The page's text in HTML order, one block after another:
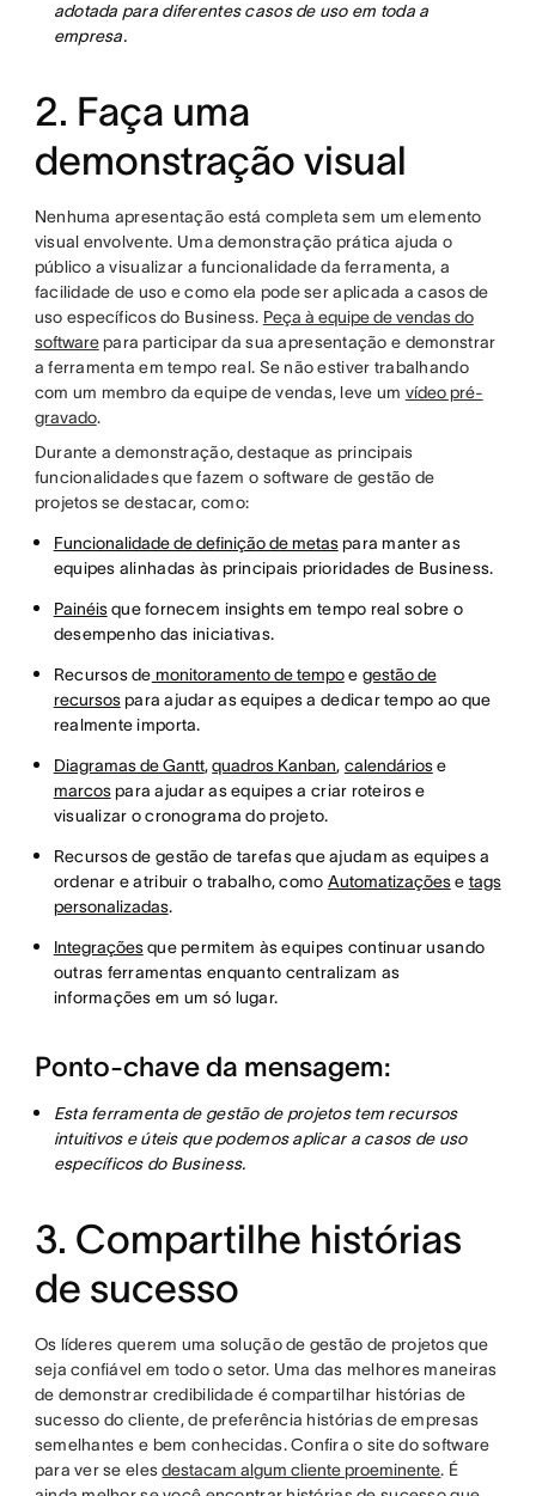
adotada para diferentes casos de uso em toda a
empresa.
2. Faça uma
demonstração visual
Nenhuma apresentação está completa sem um elemento
visual envolvente. Uma demonstração prática ajuda o
público a visualizar a funcionalidade da ferramenta, a
facilidade de uso e como ela pode ser aplicada a casos de
uso específicos do Business. Peça à equipe de vendas do
softwarepara participar da sua apresentação e demonstrar
a ferramenta em tempo real. Se não estiver trabalhando
com um membro da equipe de vendas, leve um vídeo pré-
gravado.
Durante a demonstração, destaque as principais
funcionalidades que fazem o software de gestão de
projetos se destacar, como:
Funcionalidade de definição de metaspara manter as
equipes alinhadas às principais prioridades de Business.
Painéisque fornecem insights em tempo real sobre o
desempenho das iniciativas.
Recursos de monitoramento de tempoe gestão de
recursospara ajudar as equipes a dedicar tempo ao que
realmente importa.
Diagramas de Gantt,quadros Kanban, calendáriose
marcospara ajudar as equipes a criar roteiros e
visualizar o cronograma do projeto.
Recursos de gestão de tarefas que ajudam as equipes a
ordenar e atribuir o trabalho, como Automatizaçõese tags
personalizadas.
Integraçõesque permitem às equipes continuar usando
outras ferramentas enquanto centralizam as
informações em um só lugar.
Ponto-chave da mensagem:
Esta ferramenta de gestão de projetos tem recursos
intuitivos e úteis que podemos aplicar a casos de uso
específicos do Business.
3. Compartilhe histórias
de sucesso
Os líderes querem uma solução de gestão de projetos que
seja confiável em todo o setor. Uma das melhores maneiras
de demonstrar credibilidade é compartilhar histórias de
sucesso do cliente, de preferência histórias de empresas
semelhantes e bem conhecidas. Confira o site do software
para ver se elesdestacam algum cliente proeminente. É